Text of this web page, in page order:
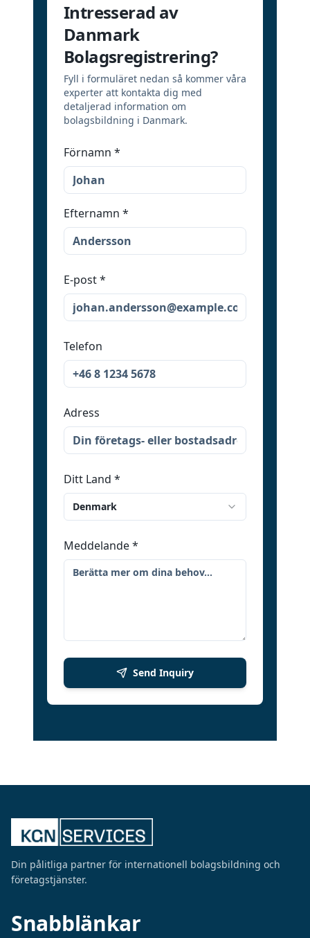
Intresserad av
Danmark
Bolagsregistrering?
Fyll i formuläret nedan så kommer våra
experter att kontakta dig med
detaljerad information om
bolagsbildning i Danmark.
Förnamn *
Efternamn *
E-post*
Telefon
Adress
Ditt Land *
Denmark
Meddelande*
Send Inquiry
Din pålitliga partner för internationell bolagsbildning och
företagstjänster.
Snabblänkar